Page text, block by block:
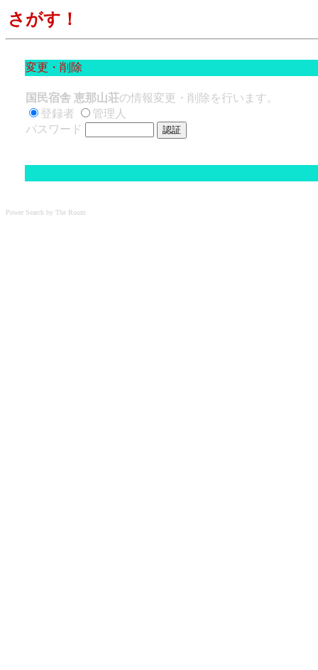
さがす！
変更・削除
国民宿舎 恵那山荘の情報変更・削除を行います。
登録者
管理人
パスワード
Power Search by The Room